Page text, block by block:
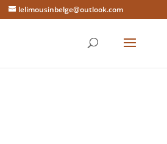
lelimousinbelge@outlook.com